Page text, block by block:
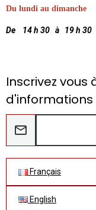
Du lundi au dimanche
De 14 h 30 à 19 h 30
Inscrivez vous
d'informations
Français
English